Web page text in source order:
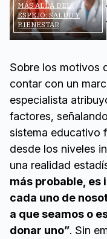
MÁS ALLÁ DEL
ESPEJO: SALUD Y
BIENESTAR
Sobre los motivos
contar con un
especialista
factores,
sistema educativo
desde los niveles
una realidad
más probable,
cada uno de
a que seamos o
donar uno”. Sin